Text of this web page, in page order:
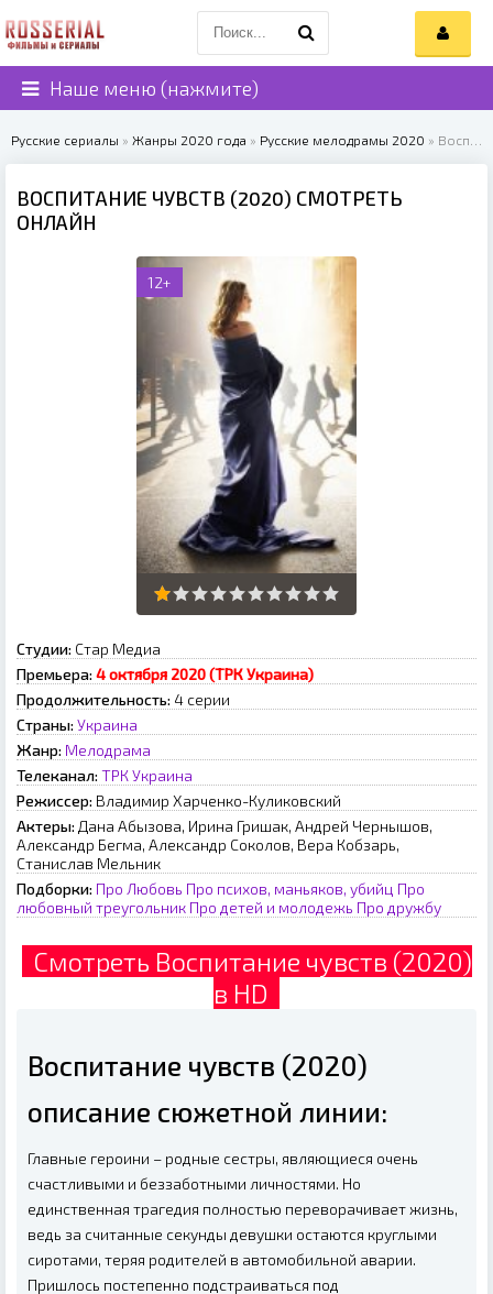
Наше меню (нажмите)
Русские сериалы » Жанры 2020 года » Русские мелодрамы 2020 » Воспитание чувств (2020)
ВОСПИТАНИЕ ЧУВСТВ (2020) СМОТРЕТЬ
ОНЛАЙН
12+
Студии: Стар Медиа
Премьера: 4 октября 2020 (ТРК Украина)
Продолжительность: 4 серии
Страны: Украина
Жанр: Мелодрама
Телеканал: ТРК Украина
Режиссер: Владимир Харченко-Куликовский
Актеры: Дана Абызова, Ирина Гришак, Андрей Чернышов,
Александр Бегма, Александр Соколов, Вера Кобзарь,
Станислав Мельник
Подборки: Про Любовь Про психов, маньяков, убийц Про
любовный треугольник Про детей и молодежь Про дружбу
Смотреть Воспитание чувств (2020)
в HD
Воспитание чувств (2020)
описание сюжетной линии:
Главные героини – родные сестры, являющиеся очень
счастливыми и беззаботными личностями. Но
единственная трагедия полностью переворачивает жизнь,
ведь за считанные секунды девушки остаются круглыми
сиротами, теряя родителей в автомобильной аварии.
Пришлось постепенно подстраиваться под